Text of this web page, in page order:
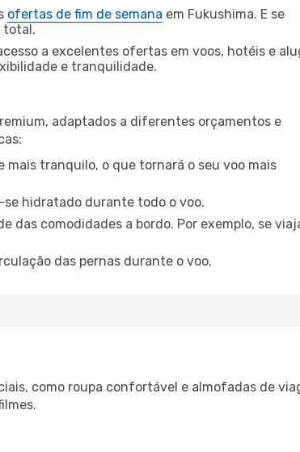
ofertas de fim de semana em Fukushima. E se
total.
a excelentes ofertas em voos, hotéis e
e tranquilidade.
adaptados a diferentes orçamentos e
mais tranquilo, o que tornará o seu voo mais
hidratado durante todo o voo.
das comodidades a bordo. Por exemplo, se
das pernas durante o voo.
como roupa confortável e almofadas de